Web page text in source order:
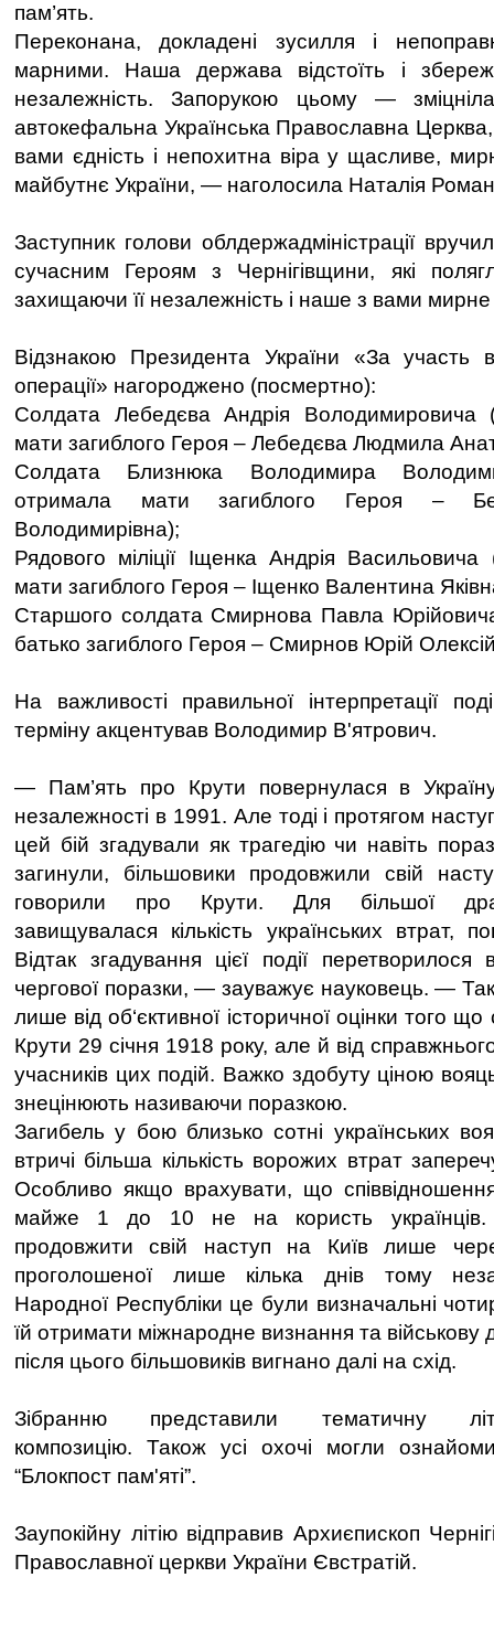
пам’ять.
Переконана, докладені зусилля і
марними. Наша держава відстоїть і
незалежність. Запорукою цьому —
автокефальна Українська Православна
вами єдність і непохитна віра у щасливе,
майбутнє України, — наголосила Наталія
Заступник голови облдержадміністрації
сучасним Героям з Чернігівщини, які
захищаючи її незалежність і наше з вами
Відзнакою Президента України «За участь
операції» нагороджено (посмертно):
Солдата Лебедєва Андрія Володимировича
мати загиблого Героя – Лебедєва Людмила
Солдата Близнюка Володимира
отримала мати загиблого Героя –
Володимирівна);
Рядового міліції Іщенка Андрія
мати загиблого Героя – Іщенко Валентина
Старшого солдата Смирнова Павла
батько загиблого Героя – Смирнов Юрій
На важливості правильної інтерпретації
терміну акцентував Володимир В'ятрович.
— Пам’ять про Крути повернулася в Україну
незалежності в 1991. Але тоді і протягом
цей бій згадували як трагедію чи навіть
загинули, більшовики продовжили свій
говорили про Крути. Для більшої
завищувалася кількість українських втрат,
Відтак згадування цієї події
чергової поразки, — зауважує науковець. —
лише від об‘єктивної історичної оцінки того
Крути 29 січня 1918 року, але й від
учасників цих подій. Важко здобуту ціною
знецінюють називаючи поразкою.
Загибель у бою близько сотні українських
втричі більша кількість ворожих втрат
Особливо якщо врахувати, що
майже 1 до 10 не на користь українців.
продовжити свій наступ на Київ лише
проголошеної лише кілька днів тому
Народної Республіки це були визначальні
їй отримати міжнародне визнання та
після цього більшовиків вигнано далі на схід.
Зібранню представили тематичну
композицію. Також усі охочі могли
“Блокпост пам'яті”.
Заупокійну літію відправив Архиєпископ
Православної церкви України Євстратій.